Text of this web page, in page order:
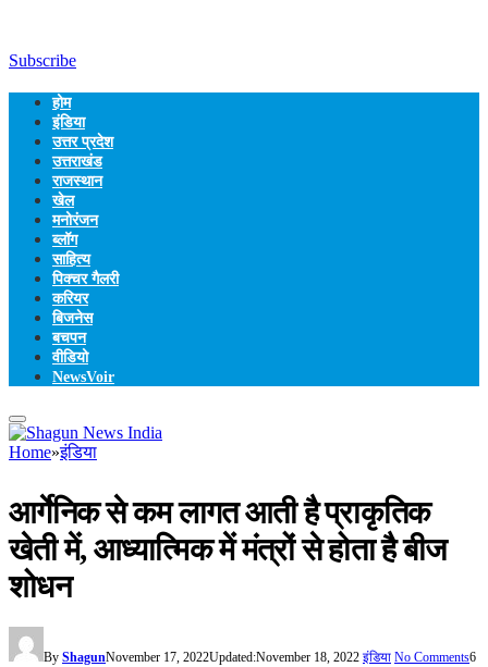
Subscribe
होम
इंडिया
उत्तर प्रदेश
उत्तराखंड
राजस्थान
खेल
मनोरंजन
ब्लॉग
साहित्य
पिक्चर गैलरी
करियर
बिजनेस
बचपन
वीडियो
NewsVoir
Home»इंडिया
आर्गेनिक से कम लागत आती है प्राकृतिक
खेती में, आध्यात्मिक में मंत्रों से होता है बीज
शोधन
By ShagunNovember 17, 2022Updated:November 18, 2022 इंडिया No Comments6